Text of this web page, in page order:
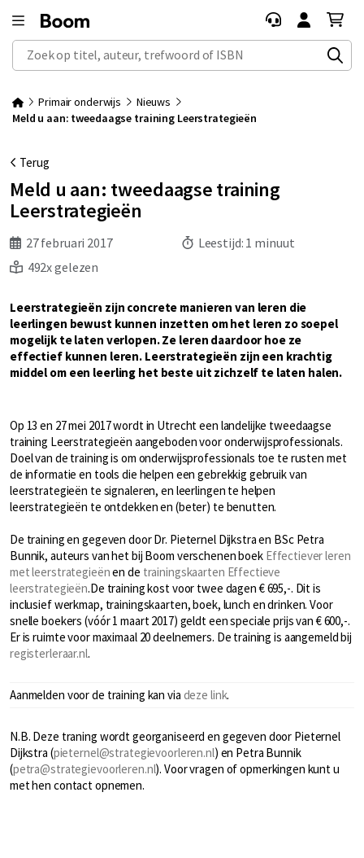
Zoek op titel, auteur, trefwoord of ISBN
Primair onderwijs
Nieuws
Meld u aan: tweedaagse training Leerstrategieën
Terug
Meld u aan: tweedaagse training
Leerstrategieën
27 februari 2017 Leestijd: 1 minuut
492x gelezen
Leerstrategieën zijn concrete manieren van leren die
leerlingen bewust kunnen inzetten om het leren zo soepel
mogelijk te laten verlopen. Ze leren daardoor hoe ze
effectief kunnen leren. Leerstrategieën zijn een krachtig
middel om een leerling het beste uit zichzelf te laten halen.
Op 13 en 27 mei 2017 wordt in Utrecht een landelijke tweedaagse
training Leerstrategieën aangeboden voor onderwijsprofessionals.
Doel van de training is om onderwijsprofessionals toe te rusten met
de informatie en tools die helpen een gebrekkig gebruik van
leerstrategieën te signaleren, en leerlingen te helpen
leerstrategieën te ontdekken en (beter) te benutten.
De training en gegeven door Dr. Pieternel Dijkstra en BSc Petra
Bunnik, auteurs van het bij Boom verschenen boek Effectiever leren
met leerstrategieënen de trainingskaarten Effectieve
leerstrategieën.De training kost voor twee dagen € 695,-. Dit is
inclusief werkmap, trainingskaarten, boek, lunch en drinken. Voor
snelle boekers (vóór 1 maart 2017) geldt een speciale prijs van € 600,-.
Er is ruimte voor maximaal 20 deelnemers. De training is aangemeld bij
registerleraar.nl.
Aanmelden voor de training kan via deze link.
N.B. Deze traning wordt georganiseerd en gegeven door Pieternel
Dijkstra (pieternel@strategievoorleren.nl) en Petra Bunnik
(petra@strategievoorleren.nl). Voor vragen of opmerkingen kunt u
met hen contact opnemen.